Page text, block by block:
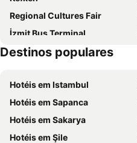
Regional Cultures Fair
İzmit Bus Terminal
Serdivan Park
Сark Сaddesi
Sile
Destinos populares
Hotéis em Istambul
Hotéis em Sapanca
Hotéis em Sakarya
Hotéis em Şile